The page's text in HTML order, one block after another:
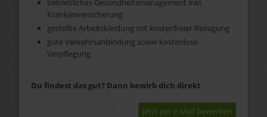
betriebliches Gesundheitsmanagement inkl.
Krankenversicherung
gestellte Arbeitskleidung mit kostenfreier Reinigung
gute Verkehrsanbindung sowie kostenlose
Verpflegung
Du findest das gut? Dann bewirb dich direkt
Jetzt per E-Mail bewerben